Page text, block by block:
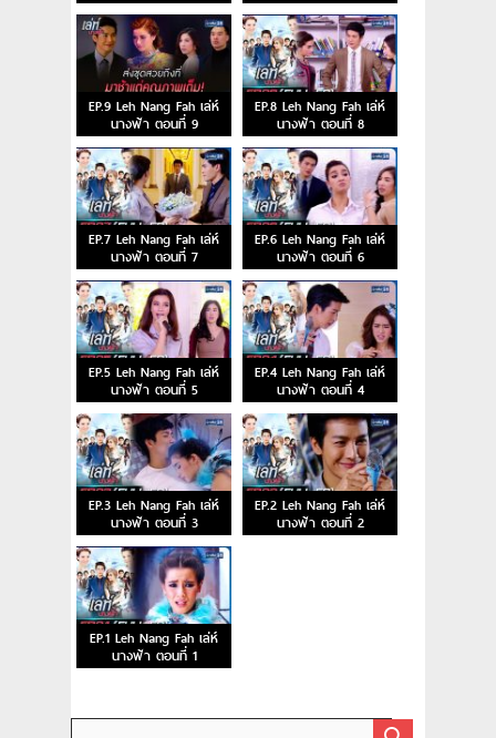
EP.9 Leh Nang Fah เล่ห์
นางฟ้า ตอนที่ 9
EP.8 Leh Nang Fah เล่ห์
นางฟ้า ตอนที่ 8
EP.7 Leh Nang Fah เล่ห์
นางฟ้า ตอนที่ 7
EP.6 Leh Nang Fah เล่ห์
นางฟ้า ตอนที่ 6
EP.5 Leh Nang Fah เล่ห์
นางฟ้า ตอนที่ 5
EP.4 Leh Nang Fah เล่ห์
นางฟ้า ตอนที่ 4
EP.3 Leh Nang Fah เล่ห์
นางฟ้า ตอนที่ 3
EP.2 Leh Nang Fah เล่ห์
นางฟ้า ตอนที่ 2
EP.1 Leh Nang Fah เล่ห์
นางฟ้า ตอนที่ 1